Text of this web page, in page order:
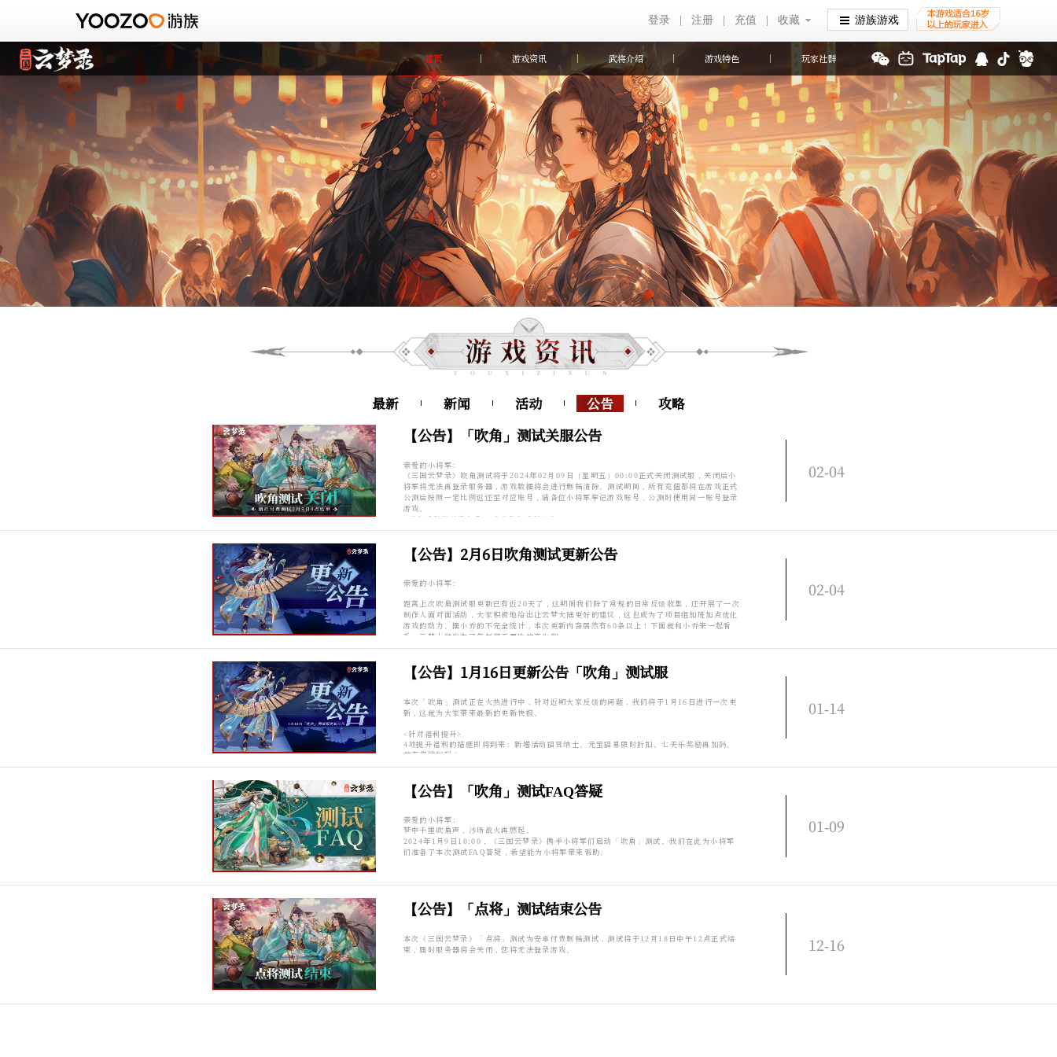
登录 注册 充值 收藏
收藏 游族游戏
首页 游戏资讯 武将介绍 游戏特色 玩家社群
最新 新闻 活动 公告 攻略
【公告】「吹角」测试关服公告
亲爱的小将军：
《三国云梦录》吹角测试将于2024年02月09日（星期五）00:00正式关闭测试服，关闭后小
将军将无法再登录服务器，游戏数据将会进行删档清除。测试期间，所有充值都将在游戏正式
公测后按照一定比例返还至对应账号，请各位小将军牢记游戏账号，公测时使用同一账号登录
游戏。
*更多返利规则请查看<<【吹角】返利公告>>
*还是游客账号的小将军请通过游戏内“点击左上角头像—隐私-帐号保护”里给游客账号绑定手
02-04
【公告】2月6日吹角测试更新公告
亲爱的小将军：
距离上次吹角测试服更新已有近20天了，这期间我们除了常规的日常反馈收集，还开展了一次
制作人面对面活动，大家积极地给出让云梦大陆更好的建议，这也成为了项目组加班加点优化
游戏的动力。据小乔的不完全统计，本次更新内容居然有60条以上！下面就和小乔来一起看
看，云梦大陆发生了怎样翻天覆地的变化吧～
本次测试已经快一个月了，怎么能不给小将军点新鲜感？因此，本次更新后，小将军将看到：
<武将有调整>
经过大量的数据统计以及反馈收集，我们决定在本次更新中带来测试阶段首次武将调整：孙策
群体输出能力加强、魏延高星特性下放、马超全队续航能力加强。我们将根据本次更新后的对
战数据及反馈决定是否将本次武将调整实装到公测版本，欢迎各位小将军多多体验反馈哟～
福利方面一直都是测试反馈的热门话题，本次更新不仅将面对面活动中大家反复提及的七天
还将提升多个活动、同盟玩法的奖励！
<体验又变好>
福利提升了，游戏体验也得跟上！许多小将军关心的龙争虎斗匹配机制优化了，幸运值300红
2024年02月09日（星期五）00:00正式关闭「吹角」测试服。为了表示我们对于小将军们的
感谢，更新后至停服前每天都将发放真·丰厚感谢礼，详情请见《吹角测试关服公告》。公测
不远，我们很快再见！
更新时间：2月6日凌晨04:00-06:00，实际开服时间可能视更新情况提前或延迟
02-04
【公告】1月16日更新公告「吹角」测试服
本次「吹角」测试正在火热进行中，针对近期大家反馈的问题，我们将于1月16日进行一次更
新，这就为大家带来最新的更新快报。
<针对福利提升>
4项提升福利的措施即将到来：新增活动招贤纳士、元宝招募限时折扣、七天乐奖励再加码、
首充奖励加码！
主策推荐阵容功能将在本次更新中和大家见面。
更新时间：于1月16日下午15:00-16:00，实际开服时间可能视更新情况提前或延迟。
更新范围：吹角-S1王者纵横、S2绝世烽烟、S3锋芒绝世、S4烈火狼烟。
01-14
【公告】「吹角」测试FAQ答疑
亲爱的小将军：
梦中千里吹角声，沙场战火再燃起。
2024年1月9日10:00，《三国云梦录》携手小将军们启动「吹角」测试。我们在此为小将军
们准备了本次测试FAQ答疑，希望能为小将军带来帮助。
01-09
【公告】「点将」测试结束公告
本次《三国云梦录》「点将」测试为安卓付费删档测试，测试将于12月18日中午12点正式结
束，届时服务器将会关闭，您将无法登录游戏。
12-16